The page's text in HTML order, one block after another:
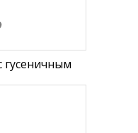
гусеничным